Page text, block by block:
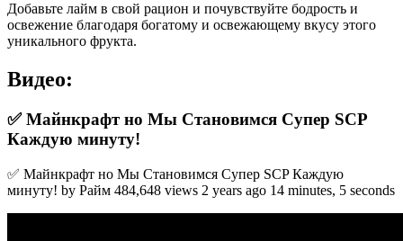
Добавьте лайм в свой рацион и почувствуйте бодрость и
освежение благодаря богатому и освежающему вкусу этого
уникального фрукта.
Видео:
✅ Майнкрафт но Мы Становимся Супер SCP
Каждую минуту!
✅ Майнкрафт но Мы Становимся Супер SCP Каждую
минуту! by Райм 484,648 views 2 years ago 14 minutes, 5 seconds